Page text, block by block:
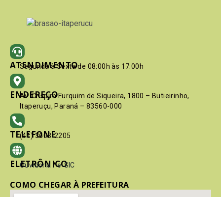
ATENDIMENTO
Segunda à Sexta de 08:00h às 17:00h
ENDEREÇO
Av. Crispim Furquim de Siqueira, 1800 – Butieirinho,
Itaperuçu, Paraná – 83560-000
TELEFONE
(41) 3603-2205
ELETRÔNICO
Ouvidoria / e-SIC
COMO CHEGAR À PREFEITURA